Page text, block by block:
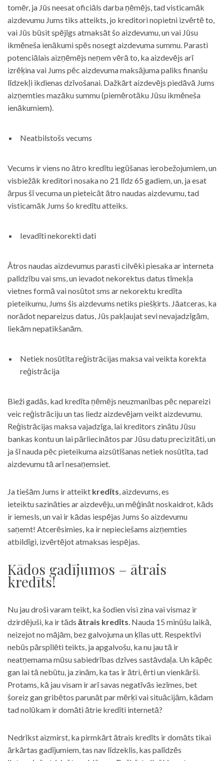
tomēr, ja Jūs neesat oficiāls darba ņēmējs, tad visticamāk
aizdevumu Jums tiks atteikts, jo kreditori nopietni izvērtē to,
vai Jūs būsit spējīgs atmaksāt šo aizdevumu, un vai Jūsu
ikmēneša ienākumi spēs nosegt aizdevuma summu. Parasti
potenciālais aizņēmējs neņem vērā to, ka aizdevējs arī
izrēķina vai Jums pēc aizdevuma maksājuma paliks finanšu
līdzekļi ikdienas dzīvošanai. Dažkārt aizdevējs piedāvā Jums
aizņemties mazāku summu (piemērotāku Jūsu ikmēneša
ienākumiem).
Neatbilstošs vecums
Vecums ir viens no ātro kredītu iegūšanas ierobežojumiem, un
visbiežāk kreditori nosaka no 21 līdz 65 gadiem, un, ja esat
ārpus šī vecuma un pieteicāt ātro naudas aizdevumu, tad
visticamāk Jums šo kredītu atteiks.
Ievadīti nekorekti dati
Ātros naudas aizdevumus parasti cilvēki piesaka ar interneta
palīdzību vai sms, un ievadot nekorektus datus tīmekļa
vietnes formā vai nosūtot sms ar nekorektu kredīta
pieteikumu, Jums šis aizdevums netiks piešķirts. Jāatceras, ka
norādot nepareizus datus, Jūs pakļaujat sevi nevajadzīgām,
liekām nepatikšanām.
Netiek nosūtīta reģistrācijas maksa vai veikta korekta
reģistrācija
Bieži gadās, kad kredīta ņēmējs neuzmanības pēc nepareizi
veic reģistrāciju un tas liedz aizdevējam veikt aizdevumu.
Reģistrācijas maksa vajadzīga, lai kreditors zinātu Jūsu
bankas kontu un lai pārliecinātos par Jūsu datu precizitāti, un
ja šī nauda pēc pieteikuma aizsūtīšanas netiek nosūtīta, tad
aizdevumu tā arī nesaņemsiet.
Ja tiešām Jums ir atteikt kredīts, aizdevums, es
ieteiktu sazināties ar aizdevēju, un mēģināt noskaidrot, kāds
ir iemesls, un vai ir kādas iespējas Jums šo aizdevumu
saņemt! Atcerēsimies, ka ir nepieciešams aizņemties
atbildīgi, izvērtējot atmaksas iespējas.
Kādos gadījumos – ātrais
kredīts!
Nu jau droši varam teikt, ka šodien visi zina vai vismaz ir
dzirdējuši, ka ir tāds ātrais kredīts. Nauda 15 minūšu laikā,
neizejot no mājām, bez galvojuma un ķīlas utt. Respektīvi
nebūs pārspīlēti teikts, ja apgalvošu, ka nu jau tā ir
neatņemama mūsu sabiedrības dzīves sastāvdaļa. Un kāpēc
gan lai tā nebūtu, ja zinām, ka tas ir ātri, ērti un vienkārši.
Protams, kā jau visam ir arī savas negatīvās iezīmes, bet
šoreiz gan gribētos parunāt par mērķi vai situācijām, kādam
tad nolūkam ir domāti ātrie kredīti internetā?
Nedrīkst aizmirst, ka pirmkārt ātrais kredīts ir domāts tikai
ārkārtas gadījumiem, tas nav līdzeklis, kas palīdzēs